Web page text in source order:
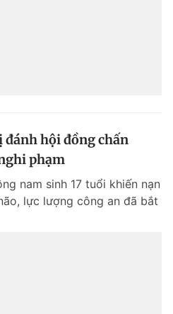
đánh hội đồng chấn
phạm
nam sinh 17 tuổi khiến nạn
lực lượng công an đã bắt